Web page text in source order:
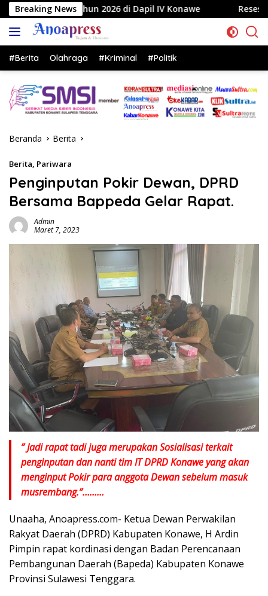
Langsung
ke
konten
Breaking News
di Dapil IV Konawe Reses di Labela, Anggota DPRD
#Berita Olahraga #Kriminal #Politik
Beranda Berita
Berita, Pariwara
Penginputan Pokir Dewan, DPRD
Bersama Bappeda Gelar Rapat.
Admin
Maret 7, 2023
” Jadi rapat tadi juga merupakan Sosialisasi terkait
penginputan dan nanti tim IT DPRD Konawe yang akan
menginput Pokir para anggota Dewan sebelum masuk
musrembang.”………
Unaaha, Anoapress.com- Ketua Dewan Perwakilan
Rakyat Daerah (DPRD) Kabupaten Konawe, H Ardin
Pimpin rapat kordinasi dengan Badan Perencanaan
Pembangunan Daerah (Bapeda) Kabupaten Konawe
Provinsi Sulawesi Tenggara.